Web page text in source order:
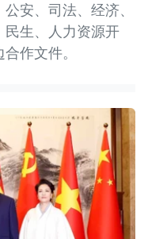
安、司法、经济、
民生、人力资源开
作文件。